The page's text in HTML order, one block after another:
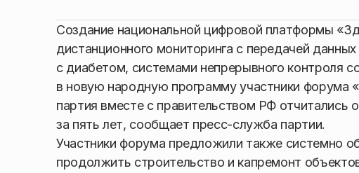
Создание национальной цифровой платформы
дистанционного мониторинга с передачей
с диабетом, системами непрерывного контроля
в новую народную программу участники форума
партия вместе с правительством РФ
за пять лет, сообщает пресс-служба партии.
Участники форума предложили также системно
продолжить строительство и капремонт